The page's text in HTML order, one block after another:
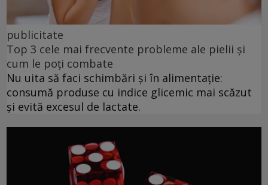
publicitate
Top 3 cele mai frecvente probleme ale pielii și
cum le poți combate
Nu uita să faci schimbări și în alimentație:
consumă produse cu indice glicemic mai scăzut
și evită excesul de lactate.